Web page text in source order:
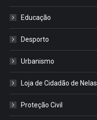
Educação
Desporto
Urbanismo
Loja de Cidadão de Nelas
Proteção Civil